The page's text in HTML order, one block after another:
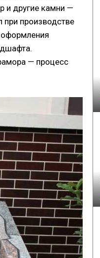
и другие камни —
при производстве
— процесс